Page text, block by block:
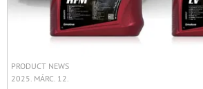
PRODUCT NEWS
2025. MÁRC. 12.